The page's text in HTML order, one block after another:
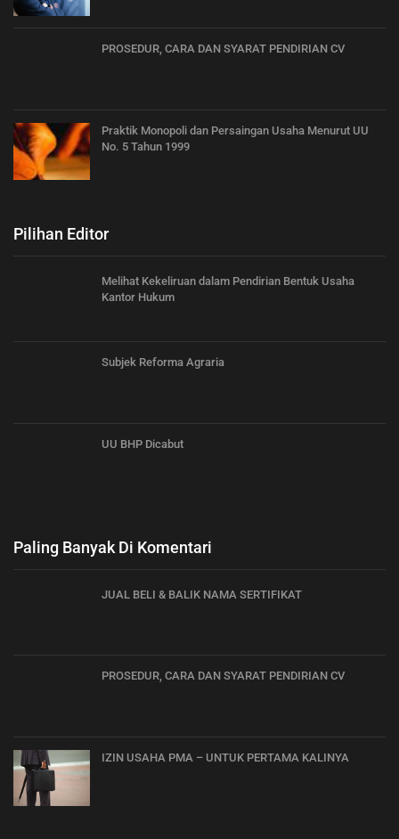
PROSEDUR, CARA DAN SYARAT PENDIRIAN CV
Praktik Monopoli dan Persaingan Usaha Menurut UU
No. 5 Tahun 1999
Pilihan Editor
Melihat Kekeliruan dalam Pendirian Bentuk Usaha
Kantor Hukum
Subjek Reforma Agraria
UU BHP Dicabut
Paling Banyak Di Komentari
JUAL BELI & BALIK NAMA SERTIFIKAT
PROSEDUR, CARA DAN SYARAT PENDIRIAN CV
IZIN USAHA PMA – UNTUK PERTAMA KALINYA